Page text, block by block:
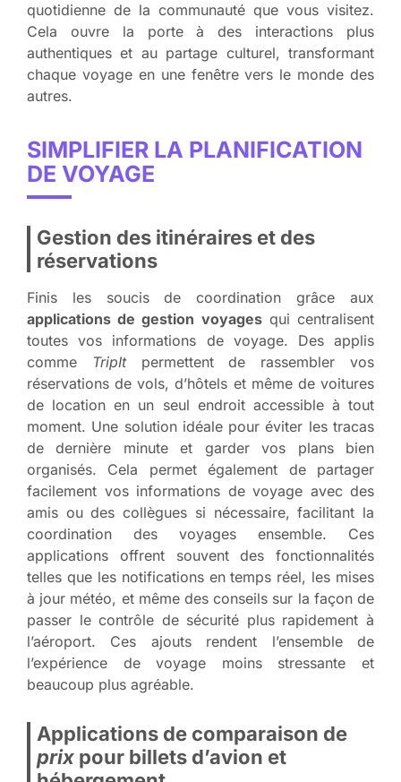
quotidienne de la communauté que vous visitez.
Cela ouvre la porte à des interactions plus
authentiques et au partage culturel, transformant
chaque voyage en une fenêtre vers le monde des
autres.
SIMPLIFIER LA PLANIFICATION
DE VOYAGE
Gestion des itinéraires et des
réservations
Finis les soucis de coordination grâce aux
applications de gestion voyagesqui centralisent
toutes vos informations de voyage. Des applis
comme
TripItpermettent de rassembler vos
réservations de vols, d’hôtels et même de voitures
de location en un seul endroit accessible à tout
moment. Une solution idéale pour éviter les tracas
de dernière minute et garder vos plans bien
organisés. Cela permet également de partager
facilement vos informations de voyage avec des
amis ou des collègues si nécessaire, facilitant la
coordination des voyages ensemble. Ces
applications offrent souvent des fonctionnalités
telles que les notifications en temps réel, les mises
à jour météo, et même des conseils sur la façon de
passer le contrôle de sécurité plus rapidement à
l’aéroport. Ces ajouts rendent l’ensemble de
l’expérience de voyage moins stressante et
beaucoup plus agréable.
Applications de comparaison de
prix pour billets d’avion et